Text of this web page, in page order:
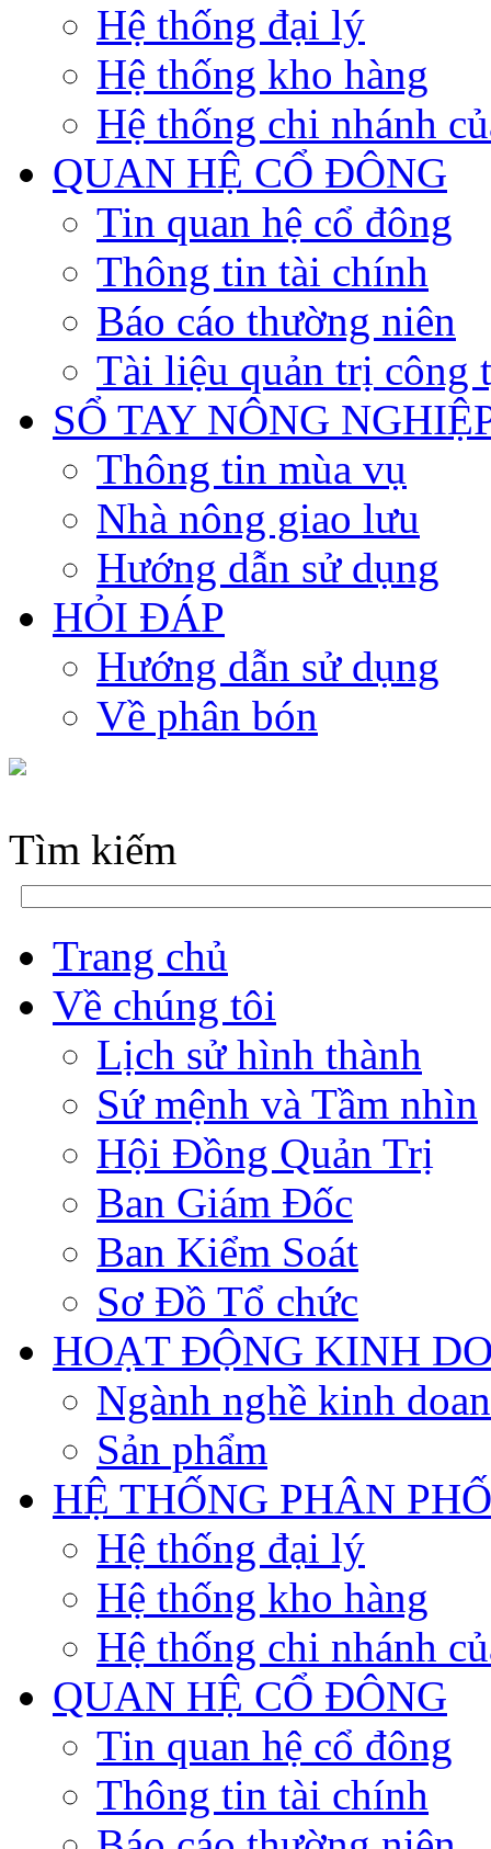
Hệ thống đại lý
Hệ thống kho hàng
Hệ thống chi nhánh
QUAN HỆ CỔ ĐÔNG
Tin quan hệ cổ đông
Thông tin tài chính
Báo cáo thường niên
Tài liệu quản trị công
SỔ TAY NÔNG
Thông tin mùa vụ
Nhà nông giao lưu
Hướng dẫn sử dụng
HỎI ĐÁP
Hướng dẫn sử dụng
Về phân bón
Tìm kiếm
Trang chủ
Về chúng tôi
Lịch sử hình thành
Sứ mệnh và Tầm nhìn
Hội Đồng Quản Trị
Ban Giám Đốc
Ban Kiểm Soát
Sơ Đồ Tổ chức
HOẠT ĐỘNG KINH
Ngành nghề kinh
Sản phẩm
HỆ THỐNG PHÂN
Hệ thống đại lý
Hệ thống kho hàng
Hệ thống chi nhánh
QUAN HỆ CỔ ĐÔNG
Tin quan hệ cổ đông
Thông tin tài chính